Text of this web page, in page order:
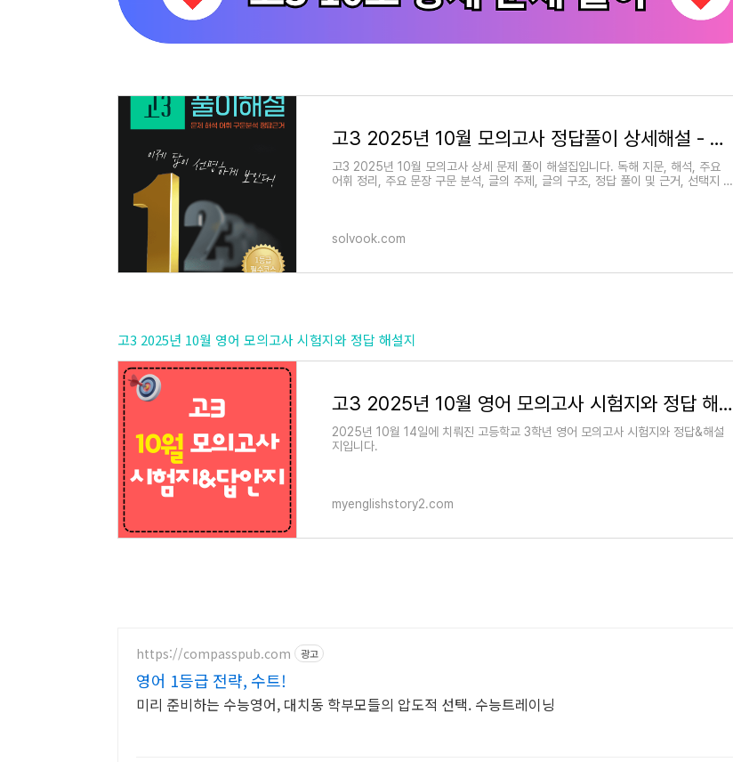
고3 2025년 10월 모의고사 정답풀이 상세해설 - 쏠북
고3 2025년 10월 모의고사 상세 문제 풀이 해설집입니다. 독해 지문, 해석, 주요
어휘 정리, 주요 문장 구문 분석, 글의 주제, 글의 구조, 정답 풀이 및 근거, 선택지 해
solvook.com
고3 2025년 10월 영어 모의고사 시험지와 정답 해설지
고3 2025년 10월 영어 모의고사 시험지와 정답 해설지
2025년 10월 14일에 치뤄진 고등학교 3학년 영어 모의고사 시험지와 정답&해설
지입니다.
myenglishstory2.com
https://compasspub.com 광고
영어 1등급 전략, 수트!
미리 준비하는 수능영어, 대치동 학부모들의 압도적 선택. 수능트레이닝